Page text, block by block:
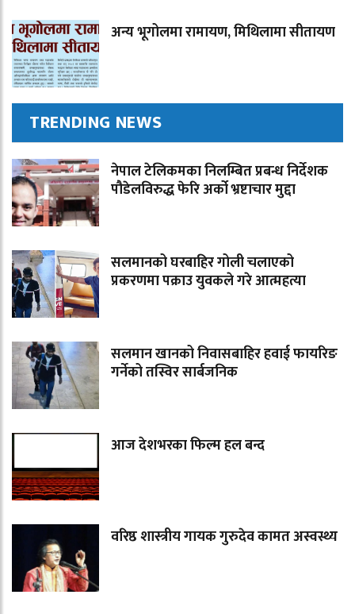
अन्य भूगोलमा रामायण, मिथिलामा सीतायण
TRENDING NEWS
नेपाल टेलिकमका निलम्बित प्रबन्ध निर्देशक
पौडेलविरुद्ध फेरि अर्को भ्रष्टाचार मुद्दा
सलमानको घरबाहिर गोली चलाएको
प्रकरणमा पक्राउ युवकले गरे आत्महत्या
सलमान खानको निवासबाहिर हवाई फायरिङ
गर्नेको तस्विर सार्बजनिक
आज देशभरका फिल्म हल बन्द
वरिष्ठ शास्त्रीय गायक गुरुदेव कामत अस्वस्थ्य